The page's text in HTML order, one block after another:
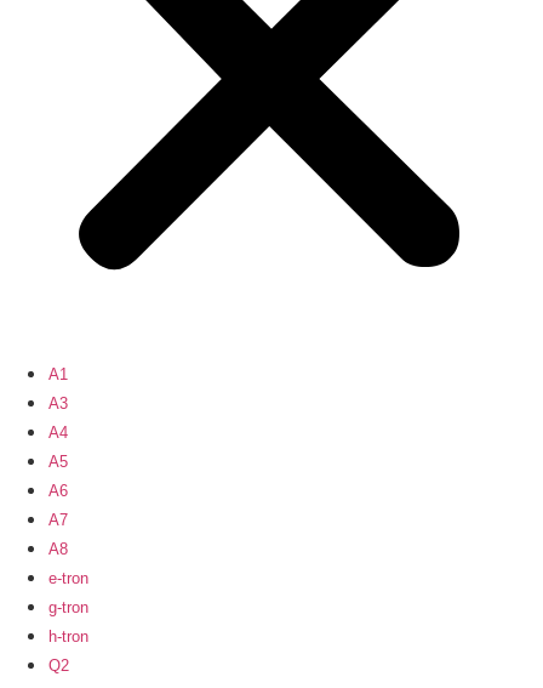
A1
A3
A4
A5
A6
A7
A8
e-tron
g-tron
h-tron
Q2